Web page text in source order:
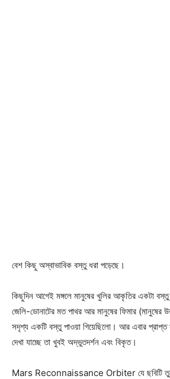
বেশ কিছু অস্বাভাবিক বস্তু ধরা পড়েছে।
কিছুদিন আগেই মঙ্গলে মানুষের খুলির আকৃতির একটা
জেলি-ডোনাটের মত পাথর আর মানুষের ফিমার (মানুষের
সদৃশ্য একটি বস্তু পাওয়া গিয়েছিলো। আর এবার প্রাপ্ত
দেখা যাচ্ছে তা খুবই অদ্ভুতদর্শন এবং বিকৃত।
Mars Reconnaissance Orbiter যে ছবিটি